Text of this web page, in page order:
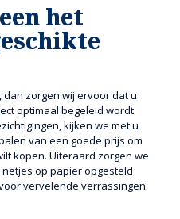
het
zorgen wij ervoor dat u
optimaal begeleid wordt.
kijken we met u
van een goede prijs om
kopen. Uiteraard zorgen we
op papier opgesteld
vervelende verrassingen